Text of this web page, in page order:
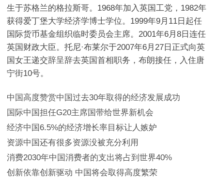
生于苏格兰的格拉斯哥。1968年加入英国工党，1982年
获得爱丁堡大学经济学博士学位。1999年9月11日起任
国际货币基金组织临时委员会主席。2001年6月8日连任
英国财政大臣。托尼·布莱尔于2007年6月27日正式向英
国女王递交辞呈辞去英国首相职务，布朗接任，入住唐
宁街10号。
中国高度赞赏中国过去30年取得的经济发展成功
国际中国担任G20主席国带给世界新机会
经济中国6.5%的经济增长率目标让人嫉妒
资源中国还有很多资源没被充分利用
消费2030年中国消费者的支出将占到世界40%
创新依靠创新驱动 中国将会取得高度繁荣